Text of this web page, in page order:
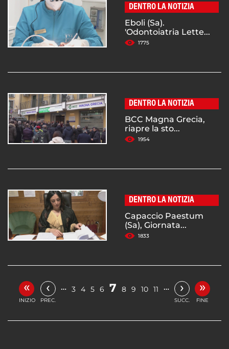
DENTRO LA NOTIZIA
Eboli (Sa).
'Odontoiatria Lette...
1775
DENTRO LA NOTIZIA
BCC Magna Grecia,
riapre la sto...
1954
DENTRO LA NOTIZIA
Capaccio Paestum
(Sa), Giornata...
1833
«
INIZIO
‹
PREC.
… 3 4 5 6 7 8 9 10 11 … ›
SUCC.
»
FINE